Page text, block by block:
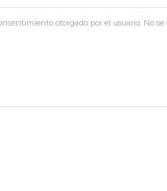
otorgado por el usuario. No se